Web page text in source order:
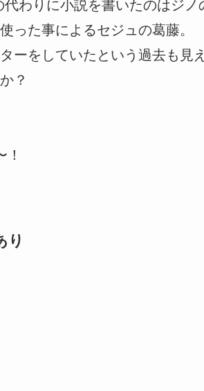
わりに小説を書いたのはジノ
った事によるセジュの葛藤。
ーをしていたという過去も見
？
り